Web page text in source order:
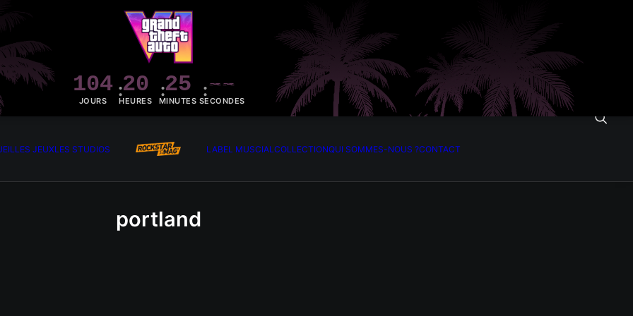
104
JOURS
20
HEURES
25
MINUTES
32
SECONDES
LES JEUXLES STUDIOS LABEL MUSCIALCOLLECTIONQUI SOMMES-NOUS ?CONTACT
portland